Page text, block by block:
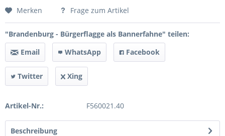
Preis anfragen
Merken Frage zum Artikel
"Brandenburg - Bürgerflagge als Bannerfahne" teilen:
Email
WhatsApp Facebook
Twitter Xing
Artikel-Nr.: F560021.40
Beschreibung